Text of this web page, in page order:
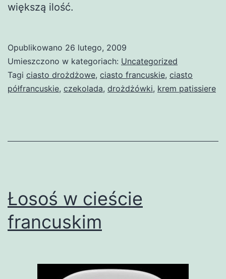
większą ilość.
Opublikowano 26 lutego, 2009
Umieszczono w kategoriach: Uncategorized
Tagi ciasto drożdżowe, ciasto francuskie, ciasto
półfrancuskie, czekolada, drożdżówki, krem patissiere
Łosoś w cieście
francuskim